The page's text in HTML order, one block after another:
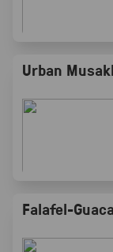
Urban
Falafel-